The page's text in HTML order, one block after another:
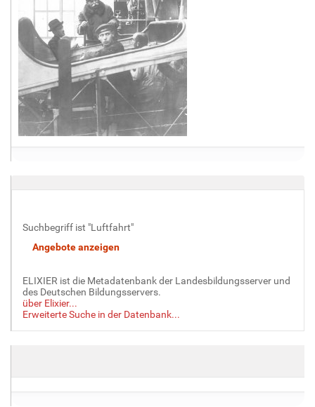
Suchbegriff ist "Luftfahrt"
ELIXIER ist die Metadatenbank der Landesbildungsserver und
des Deutschen Bildungsservers.
über Elixier...
Erweiterte Suche in der Datenbank...